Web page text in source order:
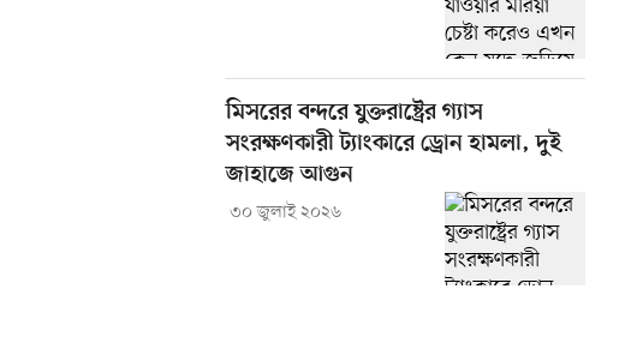
মিসরের বন্দরে যুক্তরাষ্ট্রের গ্যাস
সংরক্ষণকারী ট্যাংকারে ড্রোন হামলা, দুই
জাহাজে আগুন
৩০ জুলাই ২০২৬